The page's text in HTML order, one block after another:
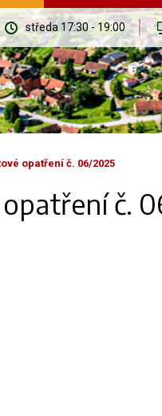
středa 17:30 - 19:00
opatření č. 06/2025
č.